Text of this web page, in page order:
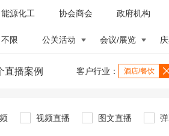
能源化工 协会商会 政府机构
不限 公关活动 会议/展览
直播案例 客户行业： 酒店/餐饮
视频直播 图文直播